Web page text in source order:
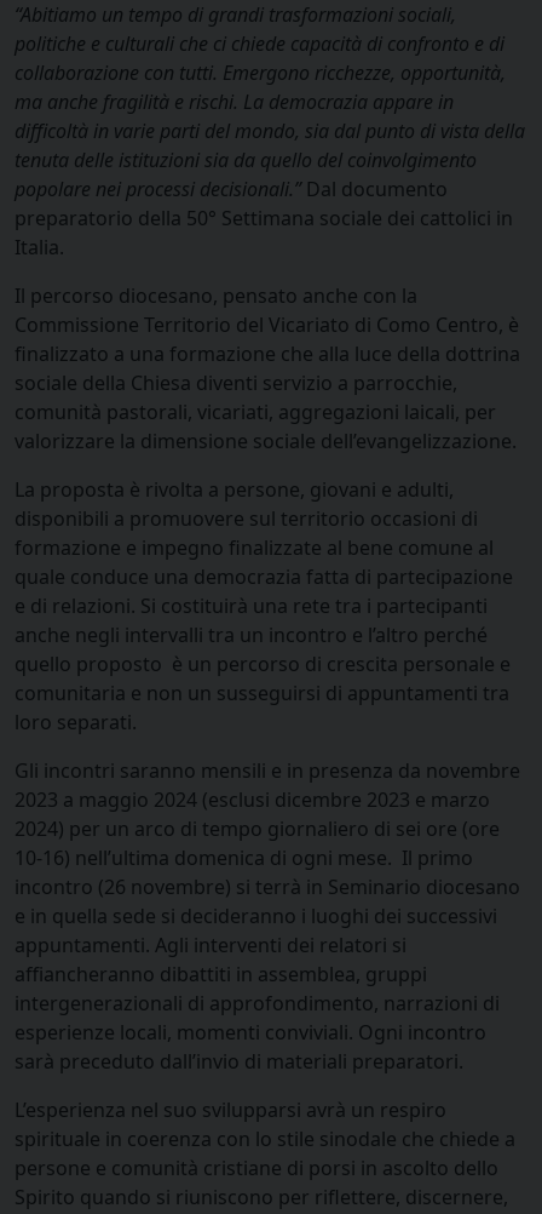
“Abitiamo un tempo di grandi trasformazioni sociali,
politiche e culturali che ci chiede capacità di confronto e di
collaborazione con tutti. Emergono ricchezze, opportunità,
ma anche fragilità e rischi. La democrazia appare in
difficoltà in varie parti del mondo, sia dal punto di vista della
tenuta delle istituzioni sia da quello del coinvolgimento
popolare nei processi decisionali.” Dal documento
preparatorio della 50° Settimana sociale dei cattolici in
Italia.
Il percorso diocesano, pensato anche con la
Commissione Territorio del Vicariato di Como Centro, è
finalizzato a una formazione che alla luce della dottrina
sociale della Chiesa diventi servizio a parrocchie,
comunità pastorali, vicariati, aggregazioni laicali, per
valorizzare la dimensione sociale dell’evangelizzazione.
La proposta è rivolta a persone, giovani e adulti,
disponibili a promuovere sul territorio occasioni di
formazione e impegno finalizzate al bene comune al
quale conduce una democrazia fatta di partecipazione
e di relazioni. Si costituirà una rete tra i partecipanti
anche negli intervalli tra un incontro e l’altro perché
quello proposto è un percorso di crescita personale e
comunitaria e non un susseguirsi di appuntamenti tra
loro separati.
Gli incontri saranno mensili e in presenza da novembre
2023 a maggio 2024 (esclusi dicembre 2023 e marzo
2024) per un arco di tempo giornaliero di sei ore (ore
10-16) nell’ultima domenica di ogni mese. Il primo
incontro (26 novembre) si terrà in Seminario diocesano
e in quella sede si decideranno i luoghi dei successivi
appuntamenti. Agli interventi dei relatori si
affiancheranno dibattiti in assemblea, gruppi
intergenerazionali di approfondimento, narrazioni di
esperienze locali, momenti conviviali. Ogni incontro
sarà preceduto dall’invio di materiali preparatori.
L’esperienza nel suo svilupparsi avrà un respiro
spirituale in coerenza con lo stile sinodale che chiede a
persone e comunità cristiane di porsi in ascolto dello
Spirito quando si riuniscono per riflettere, discernere,